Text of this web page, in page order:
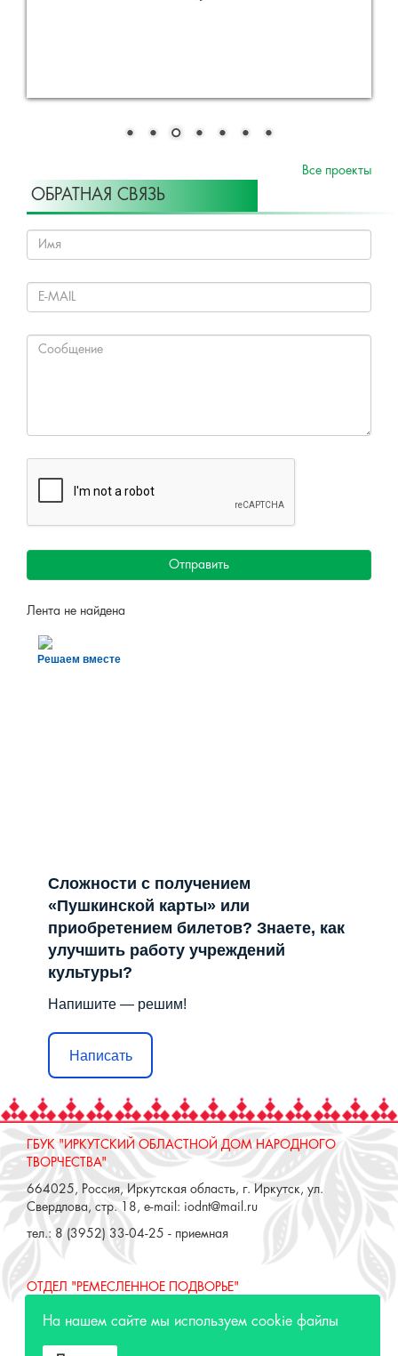
Все проекты
ОБРАТНАЯ СВЯЗЬ
Отправить
Лента не найдена
Решаем вместе
Сложности с получением
«Пушкинской карты» или
приобретением билетов? Знаете, как
улучшить работу учреждений
культуры?
Напишите — решим!
Написать
ГБУК "ИРКУТСКИЙ ОБЛАСТНОЙ ДОМ НАРОДНОГО
ТВОРЧЕСТВА"
664025, Россия, Иркутская область, г. Иркутск, ул.
Свердлова, стр. 18, e-mail: iodnt@mail.ru
тел.: 8 (3952) 33-04-25 - приемная
ОТДЕЛ "РЕМЕСЛЕННОЕ ПОДВОРЬЕ"
664025, Россия, Иркутская область, г. Иркутск, ул. 3 июля,
На нашем сайте мы используем cookie файлы